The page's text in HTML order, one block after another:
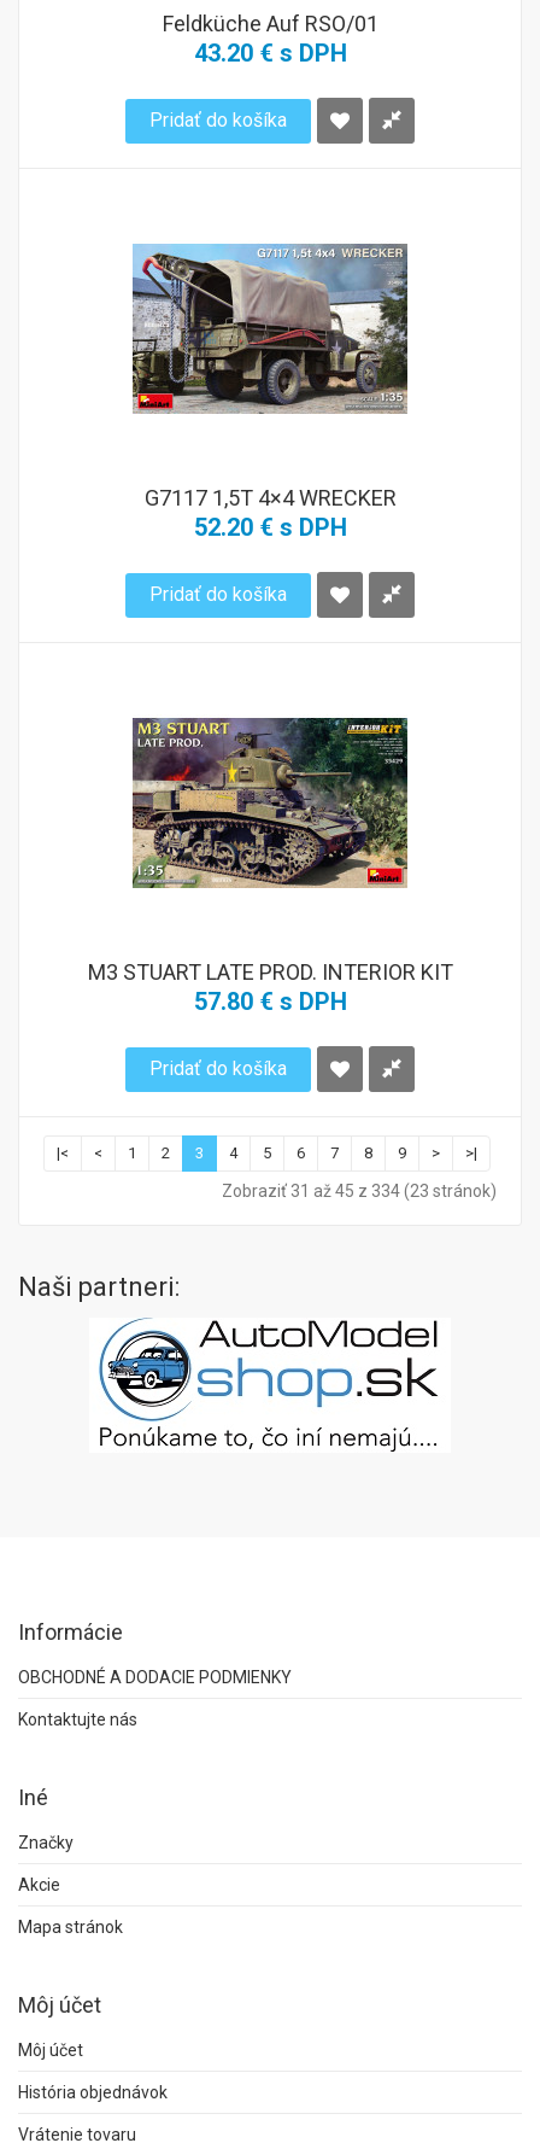
Feldküche Auf RSO/01
43.20 € s DPH
Pridať do košíka
G7117 1,5T 4×4 WRECKER
52.20 € s DPH
Pridať do košíka
M3 STUART LATE PROD. INTERIOR KIT
57.80 € s DPH
Pridať do košíka
|< < 1 2 3 4 5 6 7 8 9 > >|
Zobraziť 31 až 45 z 334 (23 stránok)
Naši partneri:
Informácie
OBCHODNÉ A DODACIE PODMIENKY
Kontaktujte nás
Iné
Značky
Akcie
Mapa stránok
Môj účet
Môj účet
História objednávok
Vrátenie tovaru